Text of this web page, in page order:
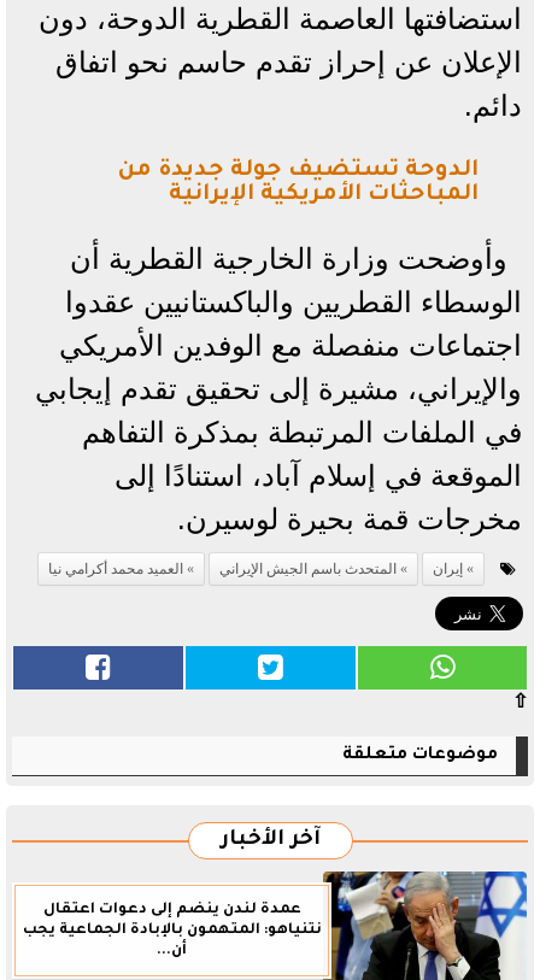
استضافتها العاصمة القطرية الدوحة، دون
الإعلان عن إحراز تقدم حاسم نحو اتفاق
دائم.
الدوحة تستضيف جولة جديدة من
المباحثات الأمريكية الإيرانية
وأوضحت وزارة الخارجية القطرية أن
الوسطاء القطريين والباكستانيين عقدوا
اجتماعات منفصلة مع الوفدين الأمريكي
والإيراني، مشيرة إلى تحقيق تقدم إيجابي
في الملفات المرتبطة بمذكرة التفاهم
الموقعة في إسلام آباد، استنادًا إلى
مخرجات قمة بحيرة لوسيرن.
إيران المتحدث باسم الجيش الإيراني العميد محمد أكرامي نيا
⇧
موضوعات متعلقة
آخر الأخبار
عمدة لندن ينضم إلى دعوات اعتقال
نتنياهو: المتهمون بالإبادة الجماعية يجب
أن...